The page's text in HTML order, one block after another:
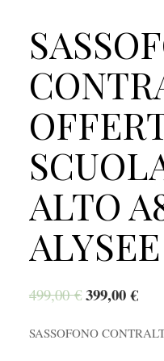
ALTO
ALYSEE
499,00€ 399,00€
SASSOFONO